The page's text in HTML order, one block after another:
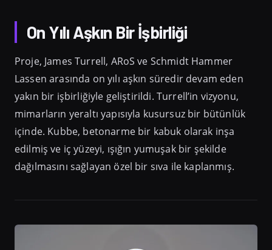
On Yılı Aşkın Bir İşbirliği
Proje, James Turrell, ARoS ve Schmidt Hammer
Lassen arasında on yılı aşkın süredir devam eden
yakın bir işbirliğiyle geliştirildi. Turrell’in vizyonu,
mimarların yeraltı yapısıyla kusursuz bir bütünlük
içinde. Kubbe, betonarme bir kabuk olarak inşa
edilmiş ve iç yüzeyi, ışığın yumuşak bir şekilde
dağılmasını sağlayan özel bir sıva ile kaplanmış.